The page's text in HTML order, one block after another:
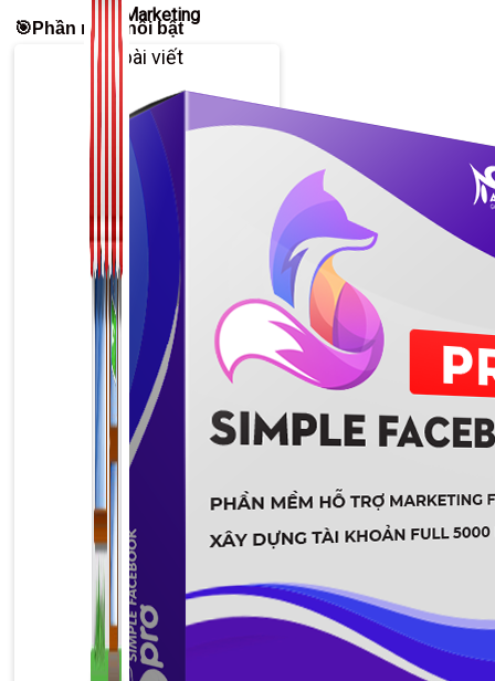
Zalo Marketing
104 bài viết
New
🎯Phần mềm nổi bật